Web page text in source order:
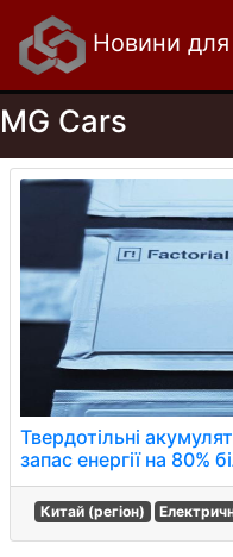
Новини для
MG Cars
Твердотільні
запас енергії на 80%
Китай (регіон)